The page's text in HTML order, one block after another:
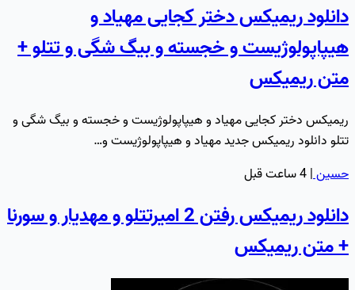
دانلود ریمیکس دختر کجایی مهیاد و
هیپاپولوژیست و خجسته و بیگ شگی و تتلو +
متن ریمیکس
ریمیکس دختر کجایی مهیاد و هیپاپولوژیست و خجسته و بیگ شگی و
تتلو دانلود ریمیکس جدید مهیاد و هیپاپولوژیست و…
حسین|4 ساعت قبل
دانلود ریمیکس رفتن 2 امیرتتلو و مهدیار و سورنا
+ متن ریمیکس